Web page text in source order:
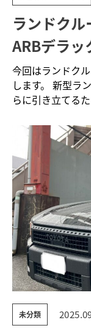
ランドク
ARBデラッ
ラック・
今回はランドク
します。 新型ラ
らに引き立てる
未分類